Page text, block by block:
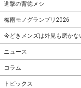
進撃の背徳メシ
梅雨モノグランプリ2026
今どきメンズは外見も磨かな
ニュース
コラム
トピックス